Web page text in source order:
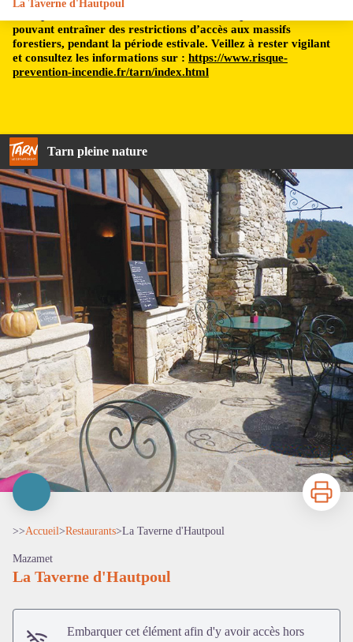
pouvant entraîner des restrictions d’accès aux massifs
forestiers, pendant la période estivale. Veillez à rester vigilant
et consultez les informations sur : https://www.risque-
prevention-incendie.fr/tarn/index.html
Tarn pleine nature
La Taverne d'Hautpoul
Imprimer
>>Accueil>Restaurants>La Taverne d'Hautpoul
Mazamet
La Taverne d'Hautpoul
Embarquer cet élément afin d'y avoir accès hors